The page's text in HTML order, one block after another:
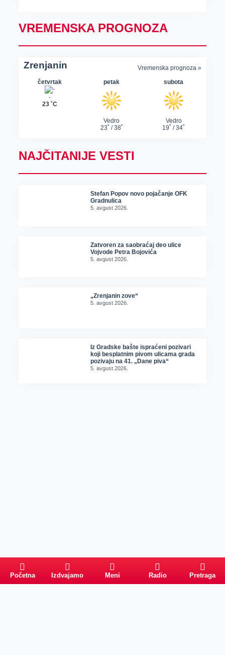
VREMENSKA PROGNOZA
NAJČITANIJE VESTI
Stefan Popov novo pojačanje OFK
Gradnulica
5. avgust 2026.
Zatvoren za saobraćaj deo ulice
Vojvode Petra Bojovića
5. avgust 2026.
„Zrenjanin zove“
5. avgust 2026.
Iz Gradske bašte ispraćeni pozivari
koji besplatnim pivom ulicama grada
pozivaju na 41. „Dane piva“
5. avgust 2026.
Početna Izdvajamo Meni Radio Pretraga